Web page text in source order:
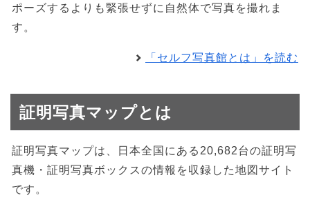
ポーズするよりも緊張せずに自然体で写真を撮れま
す。
「セルフ写真館とは」を読む
証明写真マップとは
証明写真マップは、日本全国にある20,682台の証明写
真機・証明写真ボックスの情報を収録した地図サイト
です。